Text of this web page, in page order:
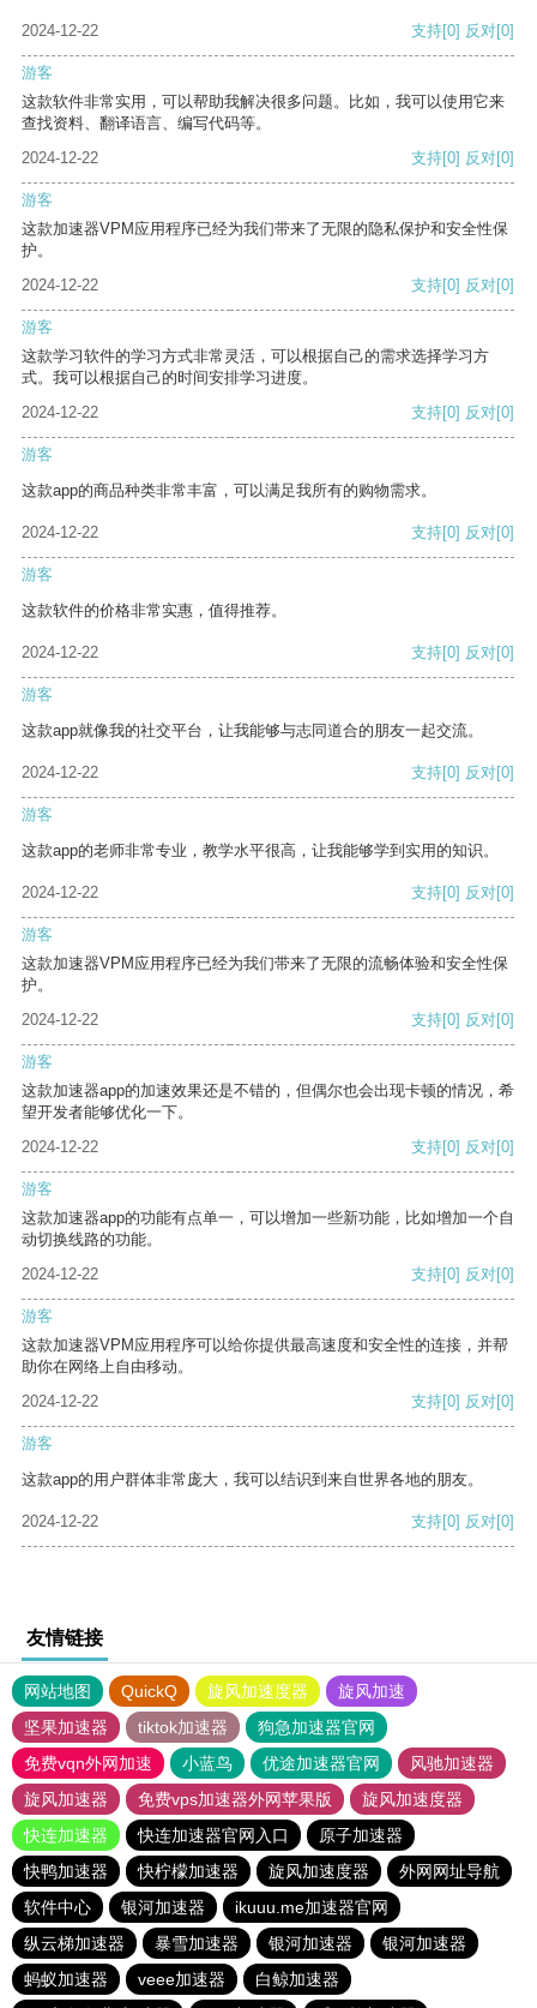
2024-12-22 支持[0] 反对[0]
游客
这款软件非常实用，可以帮助我解决很多问题。比如，我可以使用它来
查找资料、翻译语言、编写代码等。
2024-12-22
支持[0] 反对[0]
游客
这款加速器VPM应用程序已经为我们带来了无限的隐私保护和安全性保
护。
2024-12-22
支持[0] 反对[0]
游客
这款学习软件的学习方式非常灵活，可以根据自己的需求选择学习方
式。我可以根据自己的时间安排学习进度。
2024-12-22
支持[0] 反对[0]
游客
这款app的商品种类非常丰富，可以满足我所有的购物需求。
2024-12-22 支持[0] 反对[0]
游客
这款软件的价格非常实惠，值得推荐。
2024-12-22 支持[0] 反对[0]
游客
这款app就像我的社交平台，让我能够与志同道合的朋友一起交流。
2024-12-22 支持[0] 反对[0]
游客
这款app的老师非常专业，教学水平很高，让我能够学到实用的知识。
2024-12-22 支持[0] 反对[0]
游客
这款加速器VPM应用程序已经为我们带来了无限的流畅体验和安全性保
护。
2024-12-22
支持[0] 反对[0]
游客
这款加速器app的加速效果还是不错的，但偶尔也会出现卡顿的情况，希
望开发者能够优化一下。
2024-12-22
支持[0] 反对[0]
游客
这款加速器app的功能有点单一，可以增加一些新功能，比如增加一个自
动切换线路的功能。
2024-12-22
支持[0] 反对[0]
游客
这款加速器VPM应用程序可以给你提供最高速度和安全性的连接，并帮
助你在网络上自由移动。
2024-12-22
支持[0] 反对[0]
游客
这款app的用户群体非常庞大，我可以结识到来自世界各地的朋友。
2024-12-22 支持[0] 反对[0]
友情链接
网站地图 QuickQ 旋风加速度器
旋风加速
坚果加速器
tiktok加速器
狗急加速器官网
免费vqn外网加速
小蓝鸟 优途加速器官网
风驰加速器
旋风加速器
免费vps加速器外网苹果版
旋风加速度器
快连加速器
快连加速器官网入口
原子加速器
快鸭加速器
快柠檬加速器 旋风加速度器
外网网址导航
软件中心
银河加速器
ikuuu.me加速器官网
纵云梯加速器
暴雪加速器 银河加速器
银河加速器
蚂蚁加速器
veee加速器
白鲸加速器